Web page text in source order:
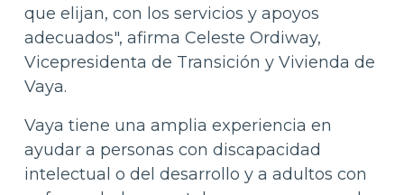
que elijan, con los servicios y apoyos
adecuados", afirma Celeste Ordiway,
Vicepresidenta de Transición y Vivienda de
Vaya.
Vaya tiene una amplia experiencia en
ayudar a personas con discapacidad
intelectual o del desarrollo y a adultos con